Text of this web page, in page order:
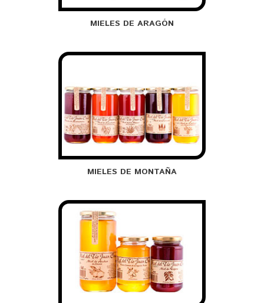
MIELES DE ARAGÓN
MIELES DE MONTAÑA